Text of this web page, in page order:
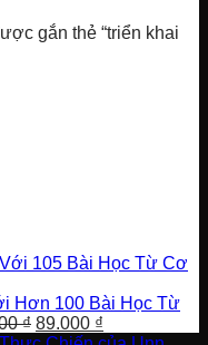
gắn thẻ “triển khai
Hơn 100 Bài Học Từ
₫ Giá
89.000 ₫